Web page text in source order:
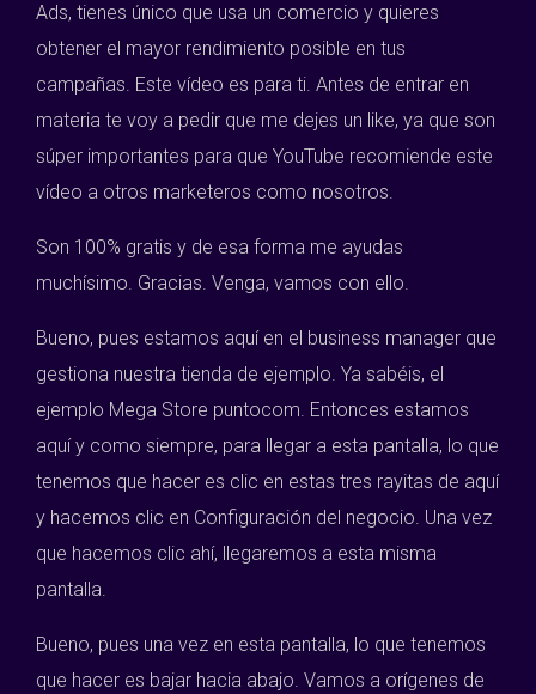
Ads, tienes único que usa un comercio y quieres
obtener el mayor rendimiento posible en tus
campañas. Este vídeo es para ti. Antes de entrar en
materia te voy a pedir que me dejes un like, ya que son
súper importantes para que YouTube recomiende este
vídeo a otros marketeros como nosotros.
Son 100% gratis y de esa forma me ayudas
muchísimo. Gracias. Venga, vamos con ello.
Bueno, pues estamos aquí en el business manager que
gestiona nuestra tienda de ejemplo. Ya sabéis, el
ejemplo Mega Store puntocom. Entonces estamos
aquí y como siempre, para llegar a esta pantalla, lo que
tenemos que hacer es clic en estas tres rayitas de aquí
y hacemos clic en Configuración del negocio. Una vez
que hacemos clic ahí, llegaremos a esta misma
pantalla.
Bueno, pues una vez en esta pantalla, lo que tenemos
que hacer es bajar hacia abajo. Vamos a orígenes de